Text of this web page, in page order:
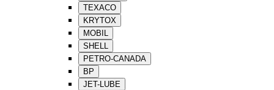
TEXACO
KRYTOX
MOBIL
SHELL
PETRO-CANADA
BP
JET-LUBE